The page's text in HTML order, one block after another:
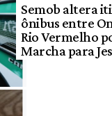
Semob altera
ônibus entre
Rio Vermelho
Marcha para